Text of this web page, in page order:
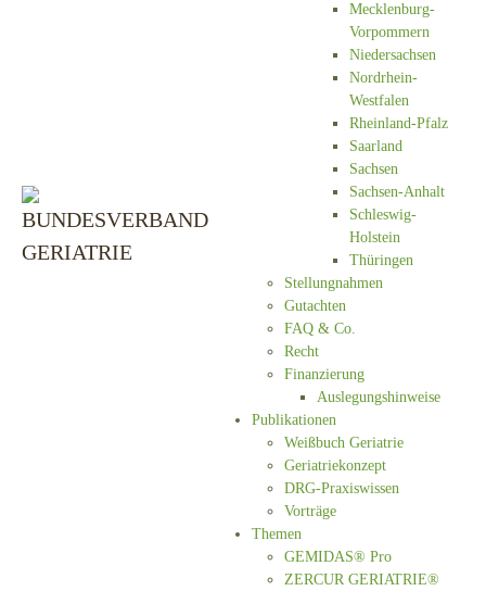
Mecklenburg-
Vorpommern
Niedersachsen
Nordrhein-
Westfalen
Rheinland-Pfalz
Saarland
Sachsen
Sachsen-Anhalt
Schleswig-
Holstein
Thüringen
Stellungnahmen
Gutachten
FAQ & Co.
Recht
Finanzierung
Auslegungshinweise
Publikationen
Weißbuch Geriatrie
Geriatriekonzept
DRG-Praxiswissen
Vorträge
Themen
GEMIDAS® Pro
ZERCUR GERIATRIE®